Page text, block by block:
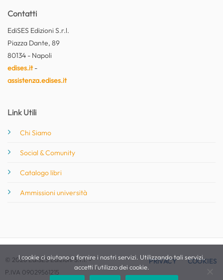
Contatti
EdiSES Edizioni S.r.l.
Piazza Dante, 89
80134 - Napoli
edises.it-
assistenza.edises.it
Link Utili
Chi Siamo
Social & Comunity
Catalogo libri
Ammissioni università
© 2026 EdiSES Edizioni S.r.l. -
P.IVA 09029561215
PRIVACY COOKIES
I cookie ci aiutano a fornire i nostri servizi. Utilizzando tali servizi,
accetti l'utilizzo dei cookie.